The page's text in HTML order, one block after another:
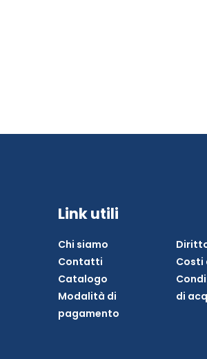
Link utili
Chi siamo
Contatti
Catalogo
Modalità di
pagamento
Costi
di